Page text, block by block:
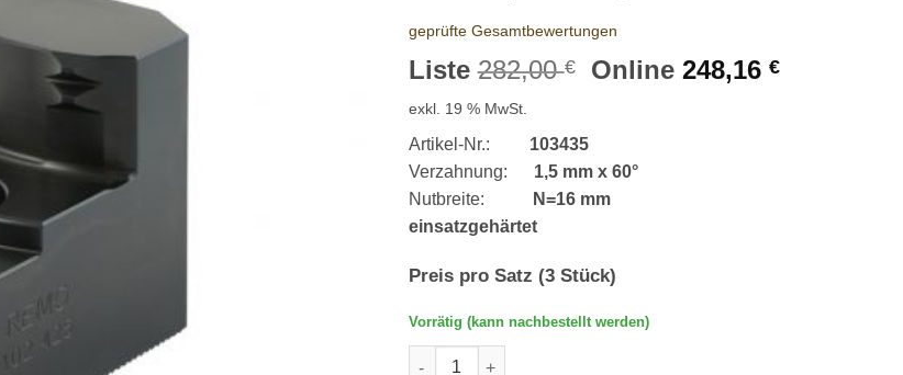
geprüfte Gesamtbewertungen
Liste 282,00€
Ursprünglicher
Online 248,16 €Aktueller
exkl. 19 % MwSt.
Artikel-Nr.: 103435
Verzahnung: 1,5 mm x 60°
Nutbreite:
N=16 mm
einsatzgehärtet
Preis pro Satz (3 Stück)
Vorrätig (kann nachbestellt werden)
103435 - Krallenbacken, Innenspannung Menge